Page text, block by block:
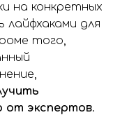
на конкретных
лайфхаками для
того,
от экспертов.